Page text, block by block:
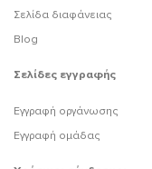
Σελίδα διαφάνειας
Blog
Σελίδες εγγραφής
Εγγραφή οργάνωσης
Εγγραφή ομάδας